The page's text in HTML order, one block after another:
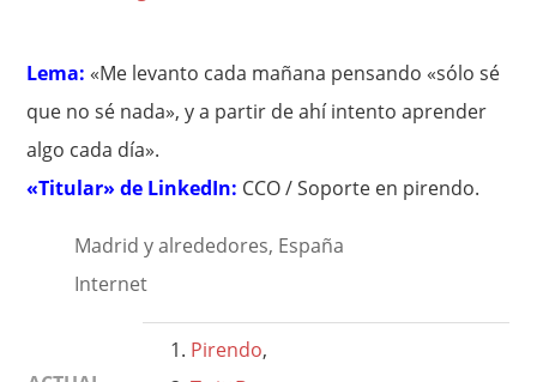
Lema: «Me levanto cada mañana pensando «sólo sé
que no sé nada», y a partir de ahí intento aprender
algo cada día».
«Titular» de LinkedIn: CCO / Soporte en pirendo.
Madrid y alrededores, España
Internet
Pirendo,